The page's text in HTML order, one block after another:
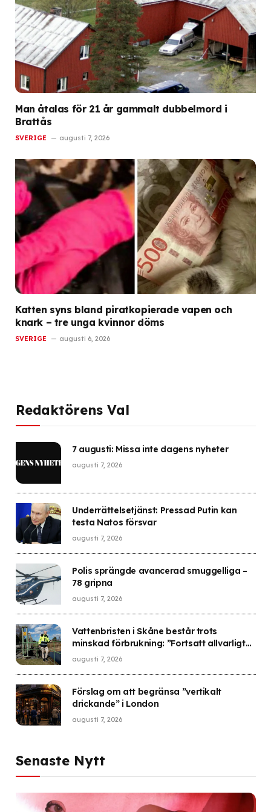
Man åtalas för 21 år gammalt dubbelmord i
Brattås
SVERIGE augusti 7, 2026
Katten syns bland piratkopierade vapen och
knark – tre unga kvinnor döms
SVERIGE augusti 6, 2026
Redaktörens Val
7 augusti: Missa inte dagens nyheter
augusti 7, 2026
Underrättelsetjänst: Pressad Putin kan
testa Natos försvar
augusti 7, 2026
Polis sprängde avancerad smuggelliga –
78 gripna
augusti 7, 2026
Vattenbristen i Skåne består trots
minskad förbrukning: ”Fortsatt allvarligt
läge”
augusti 7, 2026
Förslag om att begränsa ”vertikalt
drickande” i London
augusti 7, 2026
Senaste Nytt